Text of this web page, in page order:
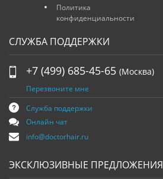
Политика
конфиденциальности
СЛУЖБА ПОДДЕРЖКИ
+7 (499) 685-45-65 (Москва)
Перезвоните мне
Служба поддержки
Онлайн чат
info@doctorhair.ru
ЭКСКЛЮЗИВНЫЕ ПРЕДЛОЖЕНИЯ